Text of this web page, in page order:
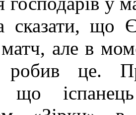
що
але в
робив це.
що